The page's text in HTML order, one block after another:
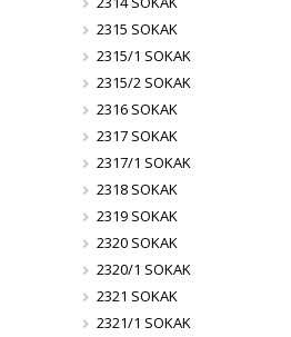
2315 SOKAK
2315/1 SOKAK
2315/2 SOKAK
2316 SOKAK
2317 SOKAK
2317/1 SOKAK
2318 SOKAK
2319 SOKAK
2320 SOKAK
2320/1 SOKAK
2321 SOKAK
2321/1 SOKAK